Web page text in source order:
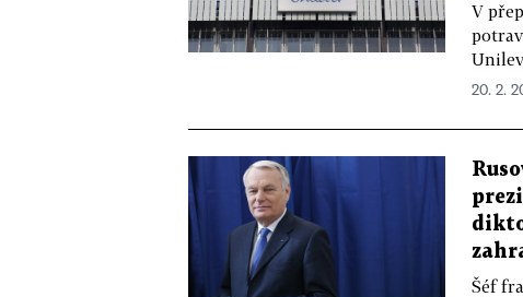
V
20. 2.
Šéf